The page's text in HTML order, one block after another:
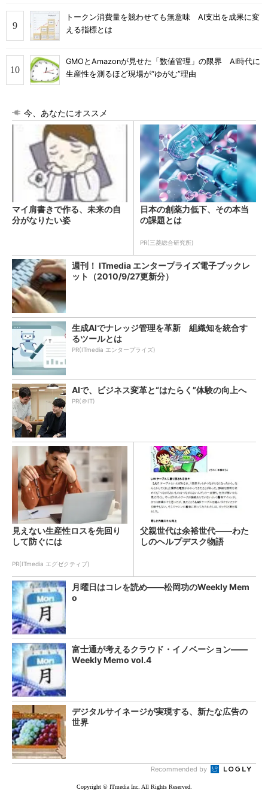
トークン消費量を競わせても無意味 AI支出を成果に変
える指標とは
GMOとAmazonが見せた「数値管理」の限界 AI時代に
生産性を測るほど現場が“ゆがむ”理由
今、あなたにオススメ
マイ肩書きで作る、未来の自
分がなりたい姿
日本の創薬力低下、その本当
の課題とは
PR(三菱総合研究所)
週刊！ ITmedia エンタープライズ電子ブックレ
ット（2010/9/27更新分）
生成AIでナレッジ管理を革新 組織知を統合す
るツールとは
PR(ITmedia エンタープライズ)
AIで、ビジネス変革と“はたらく”体験の向上へ
PR(＠IT)
見えない生産性ロスを先回り
して防ぐには
PR(ITmedia エグゼクティブ)
父親世代は余裕世代――わた
しのヘルプデスク物語
月曜日はコレを読め――松岡功のWeekly Mem
o
富士通が考えるクラウド・イノベーション――
Weekly Memo vol.4
デジタルサイネージが実現する、新たな広告の
世界
Recommended by
Copyright © ITmedia Inc. All Rights Reserved.